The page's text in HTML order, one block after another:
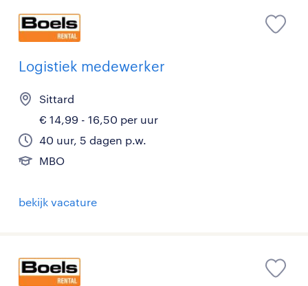
Logistiek medewerker
Sittard
€ 14,99 - 16,50 per uur
40 uur, 5 dagen p.w.
MBO
bekijk vacature